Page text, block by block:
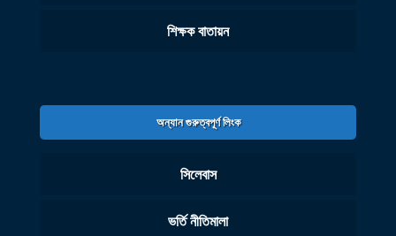
শিক্ষক বাতায়ন
অন্যান গুরুত্বপূর্ণ লিংক
সিলেবাস
ভর্তি নীতিমালা